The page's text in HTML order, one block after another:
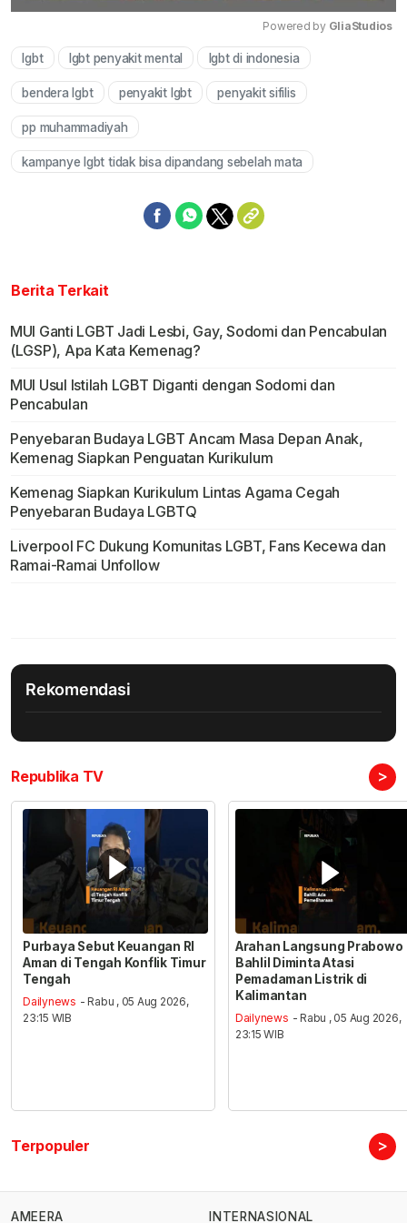
Powered by GliaStudios
lgbt lgbt penyakit mental lgbt di indonesia
bendera lgbt penyakit lgbt penyakit sifilis
pp muhammadiyah
kampanye lgbt tidak bisa dipandang sebelah mata
Berita Terkait
MUI Ganti LGBT Jadi Lesbi, Gay, Sodomi dan Pencabulan
(LGSP), Apa Kata Kemenag?
MUI Usul Istilah LGBT Diganti dengan Sodomi dan
Pencabulan
Penyebaran Budaya LGBT Ancam Masa Depan Anak,
Kemenag Siapkan Penguatan Kurikulum
Kemenag Siapkan Kurikulum Lintas Agama Cegah
Penyebaran Budaya LGBTQ
Liverpool FC Dukung Komunitas LGBT, Fans Kecewa dan
Ramai-Ramai Unfollow
Rekomendasi
Republika TV >
Purbaya Sebut Keuangan RI
Aman di Tengah Konflik Timur
Tengah
Dailynews - Rabu , 05 Aug 2026,
23:15 WIB
Arahan Langsung Prabowo
Bahlil Diminta Atasi
Pemadaman Listrik di
Kalimantan
Dailynews - Rabu , 05 Aug 2026,
23:15 WIB
Terpopuler >
AMEERA INTERNASIONAL